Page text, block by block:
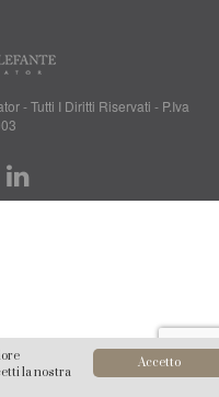
Accetto
la nostra
- Tutti I Diritti Riservati - P.Iva